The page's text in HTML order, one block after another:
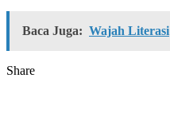
Baca Juga: Wajah Literasi
Share